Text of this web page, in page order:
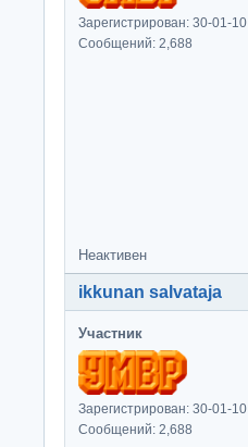
Зарегистрирован: 30-01-10
Сообщений: 2,688
Неактивен
ikkunan salvataja
Участник
Зарегистрирован: 30-01-10
Сообщений: 2,688